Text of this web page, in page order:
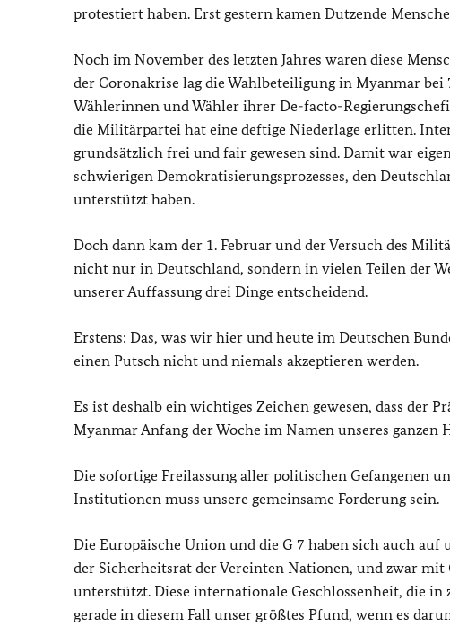
protestiert haben. Erst gestern kamen Dutzende
Noch im November des letzten Jahres waren diese
der Coronakrise lag die Wahlbeteiligung in Myanmar
Wählerinnen und Wähler ihrer De-facto-
die Militärpartei hat eine deftige Niederlage erlitten.
grundsätzlich frei und fair gewesen sind. Damit war
schwierigen Demokratisierungsprozesses, den
unterstützt haben.
Doch dann kam der 1. Februar und der Versuch des
nicht nur in Deutschland, sondern in vielen Teilen der
unserer Auffassung drei Dinge entscheidend.
Erstens: Das, was wir hier und heute im Deutschen
einen Putsch nicht und niemals akzeptieren werden.
Es ist deshalb ein wichtiges Zeichen gewesen, dass der
Myanmar Anfang der Woche im Namen unseres
Die sofortige Freilassung aller politischen Gefangenen
Institutionen muss unsere gemeinsame Forderung sein.
Die Europäische Union und die G 7 haben sich auch
der Sicherheitsrat der Vereinten Nationen, und zwar
unterstützt. Diese internationale Geschlossenheit, die
gerade in diesem Fall unser größtes Pfund, wenn es